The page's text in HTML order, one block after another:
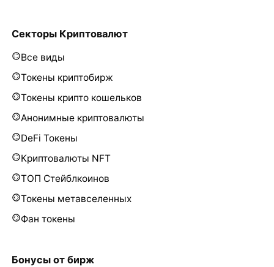
Секторы Криптовалют
Все виды
Токены криптобирж
Токены крипто кошельков
Анонимные криптовалюты
DeFi Токены
Криптовалюты NFT
ТОП Стейблкоинов
Токены метавселенных
Фан токены
Бонусы от бирж